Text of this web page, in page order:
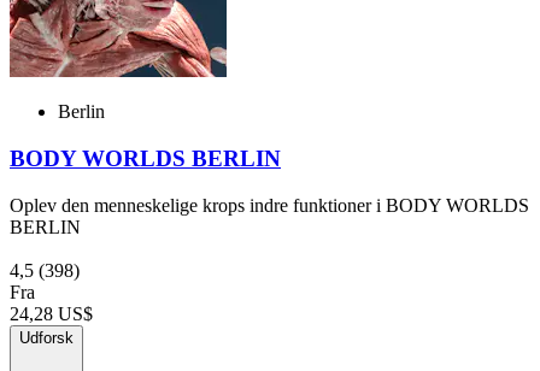
Berlin
BODY WORLDS BERLIN
Oplev den menneskelige krops indre funktioner i BODY WORLDS
BERLIN
4,5 (398)
Fra
24,28 US$
Udforsk